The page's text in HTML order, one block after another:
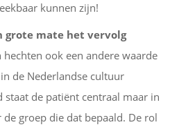
kunnen zijn!
grote mate het vervolg
ook een andere waarde
de Nederlandse cultuur
de patiënt centraal maar in
groep die dat bepaald. De rol